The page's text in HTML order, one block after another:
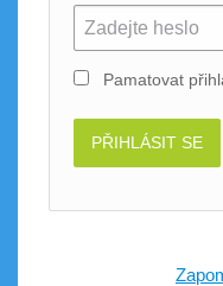
Pamatovat
PŘIHLÁSIT SE